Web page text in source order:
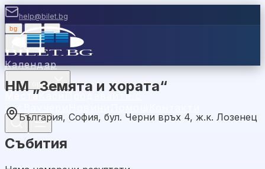
help@bilet.bg
bg |
Вход
Календар
Категории
МестаКаси
Продавайте с
нас
НМ „Земята и хората“
България, София, бул. Черни връх 4, ж.к. Лозенец
Събития